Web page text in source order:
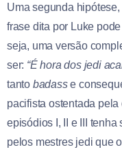
Uma segunda
frase dita por Luke
seja, uma versão
ser: “É hora dos jedi
tanto badasse
pacifista ostentada
episódios I, II e III
pelos mestres jedi que